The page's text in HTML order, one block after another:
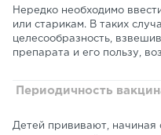
Нередко необходимо
или старикам. В таких
целесообразность,
препарата и его пользу,
Периодичность
Детей прививают, начиная